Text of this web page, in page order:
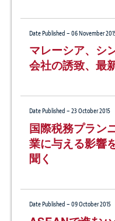
Date Published – 06 November
マレーシア、シ
会社の誘致、最
Date Published – 23 October 2015
国際税務プラン
業に与える影響
聞く
Date Published – 09 October 2015